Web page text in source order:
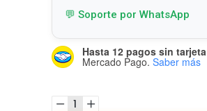
💬 Soporte por WhatsApp
Hasta 12 pagos sin tarjeta
Mercado Pago. Saber más